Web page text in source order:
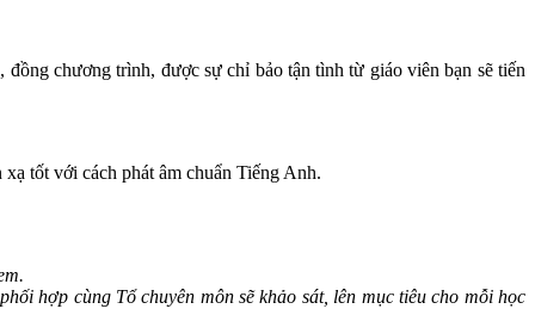
đồng chương trình, được sự chỉ bảo tận tình từ giáo viên bạn sẽ tiến
tốt với cách phát âm chuẩn Tiếng Anh.
hợp cùng Tổ chuyên môn sẽ khảo sát, lên mục tiêu cho mỗi học